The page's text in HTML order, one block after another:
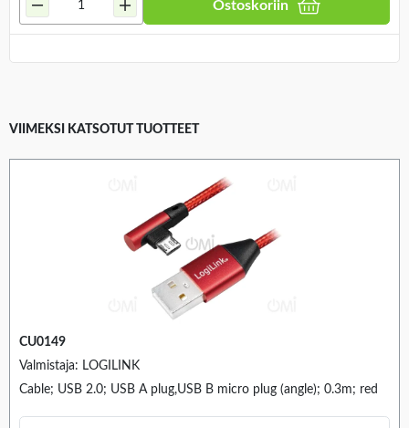
Ostoskoriin
VIIMEKSI KATSOTUT TUOTTEET
CU0149
Valmistaja: LOGILINK
Cable; USB 2.0; USB A plug,USB B micro plug (angle); 0.3m; red